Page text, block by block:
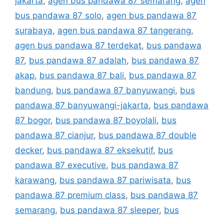
bus pandawa 87 solo, agen bus pandawa 87
surabaya, agen bus pandawa 87 tangerang,
agen bus pandawa 87 terdekat, bus pandawa
87, bus pandawa 87 adalah, bus pandawa 87
akap, bus pandawa 87 bali, bus pandawa 87
bandung, bus pandawa 87 banyuwangi, bus
pandawa 87 banyuwangi-jakarta, bus pandawa
87 bogor, bus pandawa 87 boyolali, bus
pandawa 87 cianjur, bus pandawa 87 double
decker, bus pandawa 87 eksekutif, bus
pandawa 87 executive, bus pandawa 87
karawang, bus pandawa 87 pariwisata, bus
pandawa 87 premium class, bus pandawa 87
semarang, bus pandawa 87 sleeper, bus